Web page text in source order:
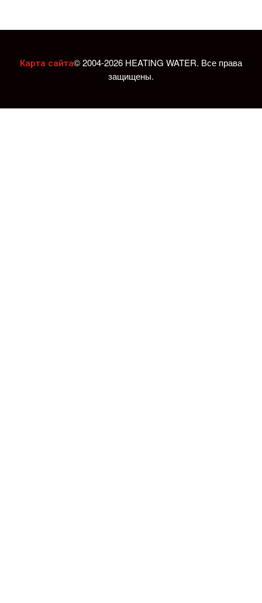
Карта сайта© 2004-2026 HEATING WATER. Все права
защищены.